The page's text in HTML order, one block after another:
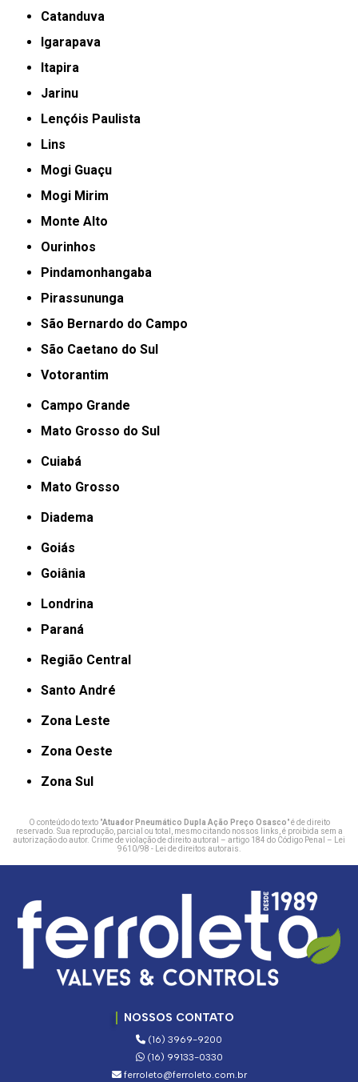
Catanduva
Igarapava
Itapira
Jarinu
Lençóis Paulista
Lins
Mogi Guaçu
Mogi Mirim
Monte Alto
Ourinhos
Pindamonhangaba
Pirassununga
São Bernardo do Campo
São Caetano do Sul
Votorantim
Campo Grande
Mato Grosso do Sul
Cuiabá
Mato Grosso
Diadema
Goiás
Goiânia
Londrina
Paraná
Região Central
Santo André
Zona Leste
Zona Oeste
Zona Sul
O conteúdo do texto "Atuador Pneumático Dupla Ação Preço Osasco" é de direito
reservado. Sua reprodução, parcial ou total, mesmo citando nossos links, é proibida sem a
autorização do autor. Crime de violação de direito autoral – artigo 184 do Código Penal –
Lei
9610/98 - Lei de direitos autorais
NOSSOS CONTATO
(16) 3969-9200
(16) 99133-0330
ferroleto@ferroleto.com.br